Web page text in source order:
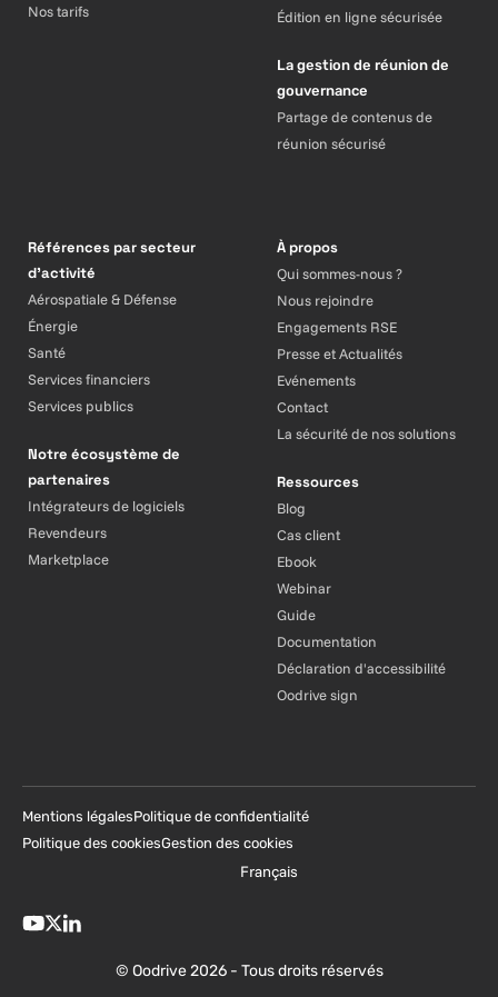
Nos tarifs
Édition en ligne sécurisée
La gestion de réunion de
gouvernance
Partage de contenus de
réunion sécurisé
Références par secteur
d’activité
Aérospatiale & Défense
Énergie
Santé
Services financiers
Services publics
Notre écosystème de
partenaires
Intégrateurs de logiciels
Revendeurs
Marketplace
À propos
Qui sommes-nous ?
Nous rejoindre
Engagements RSE
Presse et Actualités
Evénements
Contact
La sécurité de nos solutions
Ressources
Blog
Cas client
Ebook
Webinar
Guide
Documentation
Déclaration d'accessibilité
Oodrive sign
© Oodrive 2026 - Tous droits réservés
Mentions légalesPolitique de confidentialité
Politique des cookiesGestion des cookies
Français